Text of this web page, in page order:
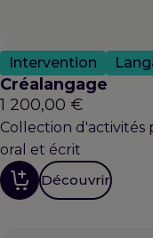
Intervention
Créalangage
1 200,00 €
Collection d'activités
oral et écrit
Découvrir